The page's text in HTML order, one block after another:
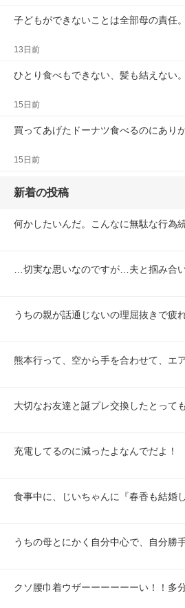
子どもができないことは全部母の責任
13日前
ひとり食べもできない、髪も結えない
15日前
買ってあげたドーナツ食べるのにあり
15日前
新着の投稿
何かしたいんだ。こんなに無駄な行為
…切実な思いなのですが…夫と掴み合
うちの親が話通じないの理屈抜きで疲
熊本行って、空から手を合わせて、エ
大切なお友達と誕プレ交換したとって
充電してるのに減ったよなんでだよ！
食事中に、じいちゃんに『春香も結婚
うちの母とにかく自分中心で、自分勝
クソ腰巾着ウザーーーーーーい！！多